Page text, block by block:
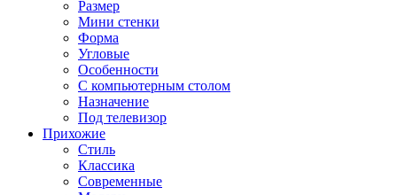
Размер
Мини стенки
Форма
Угловые
Особенности
С компьютерным столом
Назначение
Под телевизор
Прихожие
Стиль
Классика
Современные